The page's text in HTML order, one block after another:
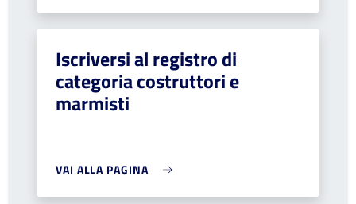
Iscriversi al registro di
categoria costruttori e
marmisti
VAI ALLA PAGINA